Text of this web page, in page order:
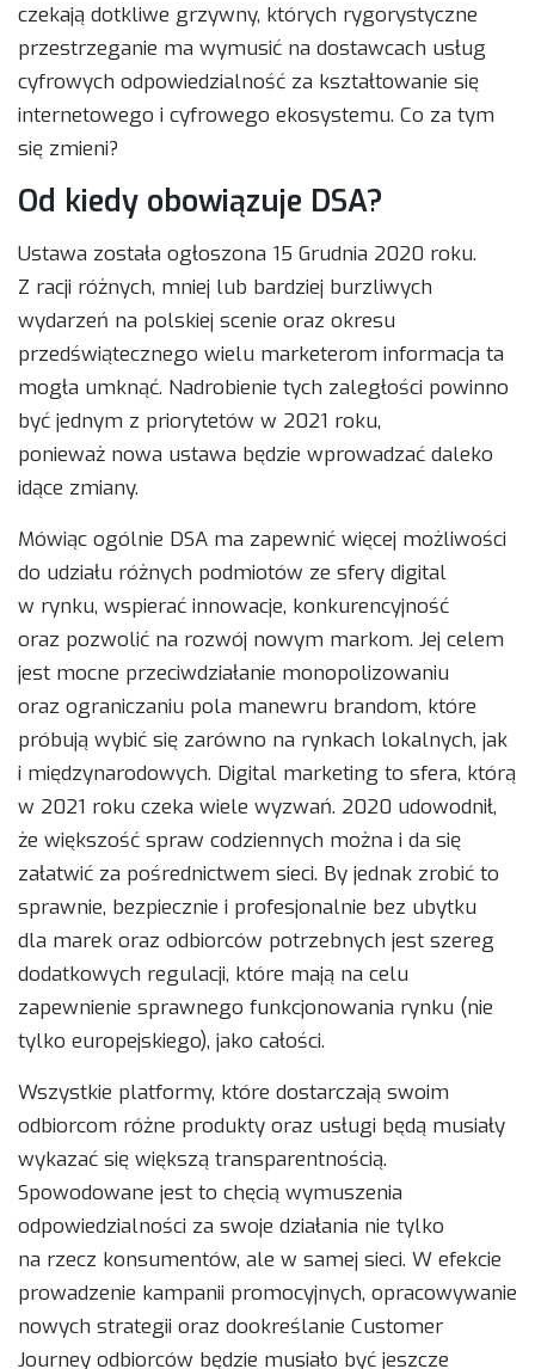
czekają dotkliwe grzywny, których rygorystyczne
przestrzeganie ma wymusić na dostawcach usług
cyfrowych odpowiedzialność za kształtowanie się
internetowego i cyfrowego ekosystemu. Co za tym
się zmieni?
Od kiedy obowiązuje DSA?
Ustawa została ogłoszona 15 Grudnia 2020 roku.
Z racji różnych, mniej lub bardziej burzliwych
wydarzeń na polskiej scenie oraz okresu
przedświątecznego wielu marketerom informacja ta
mogła umknąć. Nadrobienie tych zaległości powinno
być jednym z priorytetów w 2021 roku,
ponieważ nowa ustawa będzie wprowadzać daleko
idące zmiany.
Mówiąc ogólnie DSA ma zapewnić więcej możliwości
do udziału różnych podmiotów ze sfery digital
w rynku, wspierać innowacje, konkurencyjność
oraz pozwolić na rozwój nowym markom. Jej celem
jest mocne przeciwdziałanie monopolizowaniu
oraz ograniczaniu pola manewru brandom, które
próbują wybić się zarówno na rynkach lokalnych, jak
i międzynarodowych. Digital marketing to sfera, którą
w 2021 roku czeka wiele wyzwań. 2020 udowodnił,
że większość spraw codziennych można i da się
załatwić za pośrednictwem sieci. By jednak zrobić to
sprawnie, bezpiecznie i profesjonalnie bez ubytku
dla marek oraz odbiorców potrzebnych jest szereg
dodatkowych regulacji, które mają na celu
zapewnienie sprawnego funkcjonowania rynku (nie
tylko europejskiego), jako całości.
Wszystkie platformy, które dostarczają swoim
odbiorcom różne produkty oraz usługi będą musiały
wykazać się większą transparentnością.
Spowodowane jest to chęcią wymuszenia
odpowiedzialności za swoje działania nie tylko
na rzecz konsumentów, ale w samej sieci. W efekcie
prowadzenie kampanii promocyjnych, opracowywanie
nowych strategii oraz dookreślanie Customer
Journey odbiorców będzie musiało być jeszcze